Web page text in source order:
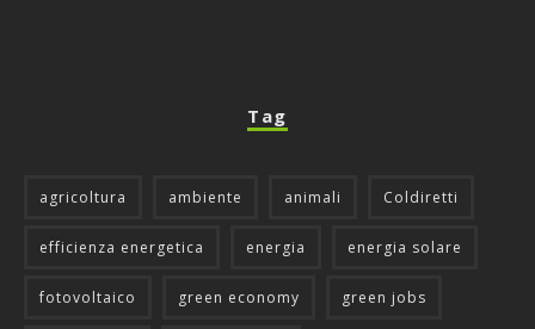
Tag
agricoltura ambiente animali Coldiretti
efficienza energetica energia energia solare
fotovoltaico green economy green jobs